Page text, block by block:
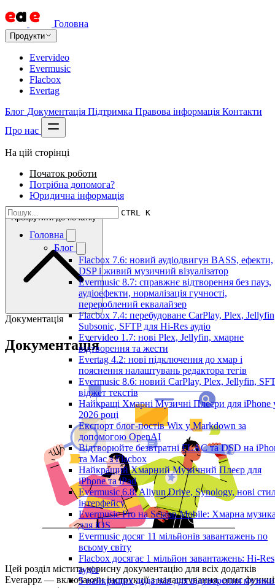
Головна
Продукти
Evervideo
Evermusic
Flacbox
Evertag
Блог Документація Підтримка Правова інформація Контакти
Про нас
CTRL K
Головна
Блог
Flacbox 7.6: новий аудіодвигун BASS, ефекти,
DSP і живий музичний візуалізатор
Evermusic 8.7: справжнє відтворення без пауз,
аудіоефекти, нормалізація гучності,
перероблений еквалайзер
Flacbox 7.4: перебудоване CarPlay, Plex,
Subsonic, SFTP для Hi-Res аудіо
Evervideo 1.7: нові Plex, Jellyfin, хмарне
відтворення та жести
Evertag 4.2: нові підключення до хмар і
пояснення налаштувань редактора тегів
Evermusic 8.6: новий CarPlay, Plex, Jellyfin,
віджет текстів
Найкращі Хмарні Музичні Плеєри для iPhone
2026 році
Експорт блог-постів Wix у Markdown за
допомогою OpenAI
Відтворюйте безвтратні FLAC та DSD на
та Mac з Flacbox
Найкращий Хмарний Музичний Плеєр для
iPhone та iPad
Evermusic 6.8: Aliyun Drive, Synology, нові
інтерфейсу
Evermusic Pro на Setapp Mobile: Хмарна
для iOS
Evermusic досяг 11 мільйонів завантажень по
всьому світу
Flacbox досягає 1 мільйон завантажень: Hi-Res
аудіо
5 найкращих додатків для відтворення
На цій сторінці
Початок роботи
Потрібна допомога?
Юридична інформація
Прокрутити до початку
Документація
Документація
Цей розділ містить корисну документацію для всіх додатків
Everappz — включаючи інструкції з налаштування, опис